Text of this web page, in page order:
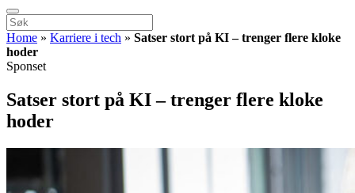
Home » Karriere i tech » Satser stort på KI – trenger flere kloke
hoder
Sponset
Satser stort på KI – trenger flere kloke
hoder